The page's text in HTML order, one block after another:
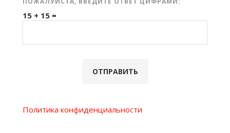
15 + 15 =
Политика конфиденциальности